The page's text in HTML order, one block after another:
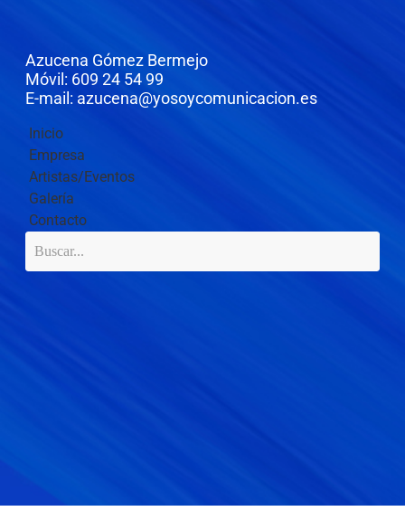
Azucena Gómez Bermejo
Móvil: 609 24 54 99
E-mail: azucena@yosoycomunicacion.es
Inicio
Empresa
Artistas/Eventos
Galería
Contacto